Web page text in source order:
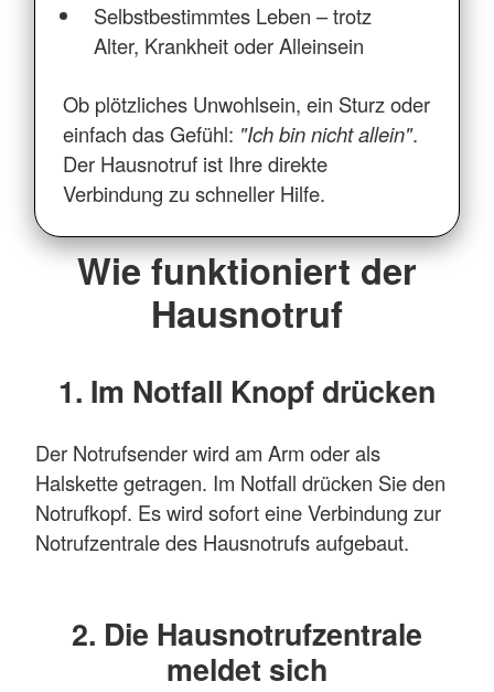
Selbstbestimmtes Leben – trotz
Alter, Krankheit oder Alleinsein
Ob plötzliches Unwohlsein, ein Sturz oder
einfach das Gefühl: "Ich bin nicht allein".
Der Hausnotruf ist Ihre direkte
Verbindung zu schneller Hilfe.
Wie funktioniert der
Hausnotruf
1. Im Notfall Knopf drücken
Der Notrufsender wird am Arm oder als
Halskette getragen. Im Notfall drücken Sie den
Notrufkopf. Es wird sofort eine Verbindung zur
Notrufzentrale des Hausnotrufs aufgebaut.
2. Die Hausnotrufzentrale
meldet sich